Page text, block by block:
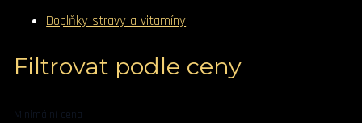
Doplňky stravy a vitamíny
Filtrovat podle ceny
Minimální cena